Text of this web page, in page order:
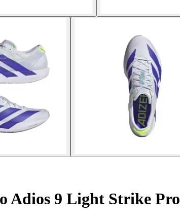
Adios 9 Light Strike Pro